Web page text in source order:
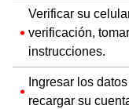
Verificar su
verificación,
instrucciones.
Ingresar los
recargar su